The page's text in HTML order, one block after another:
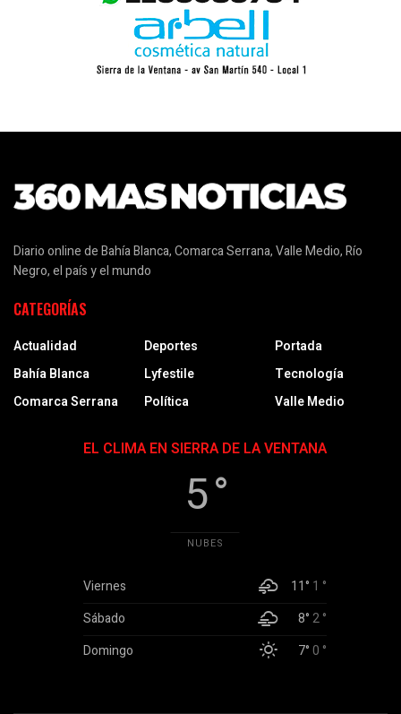
Diario online de Bahía Blanca, Comarca Serrana, Valle Medio, Río
Negro, el país y el mundo
CATEGORÍAS
Actualidad
Bahía Blanca
Comarca Serrana
Deportes
Lyfestile
Política
Portada
Tecnología
Valle Medio
EL CLIMA EN SIERRA DE LA VENTANA
5 °
NUBES
Viernes 11° 1 °
Sábado
8°2 °
Domingo
7°0 °